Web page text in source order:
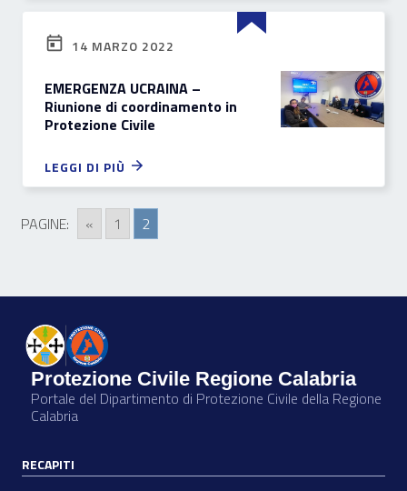
14 MARZO 2022
EMERGENZA UCRAINA –
Riunione di coordinamento in
Protezione Civile
LEGGI DI PIÙ
PAGINE: « 1 2
Protezione Civile Regione Calabria
Portale del Dipartimento di Protezione Civile della Regione
Calabria
RECAPITI